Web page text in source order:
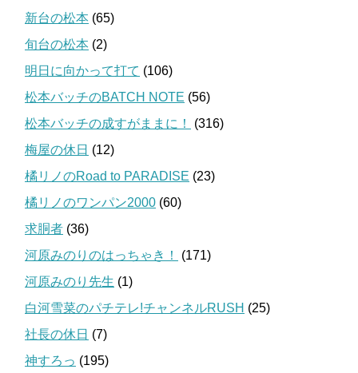
新台の松本 (65)
旬台の松本 (2)
明日に向かって打て (106)
松本バッチのBATCH NOTE (56)
松本バッチの成すがままに！
(316)
梅屋の休日 (12)
橘リノのRoad to PARADISE (23)
橘リノのワンパン2000 (60)
求胴者 (36)
河原みのりのはっちゃき！
(171)
河原みのり先生 (1)
白河雪菜のパチテレ!チャンネルRUSH (25)
社長の休日 (7)
神すろっ (195)